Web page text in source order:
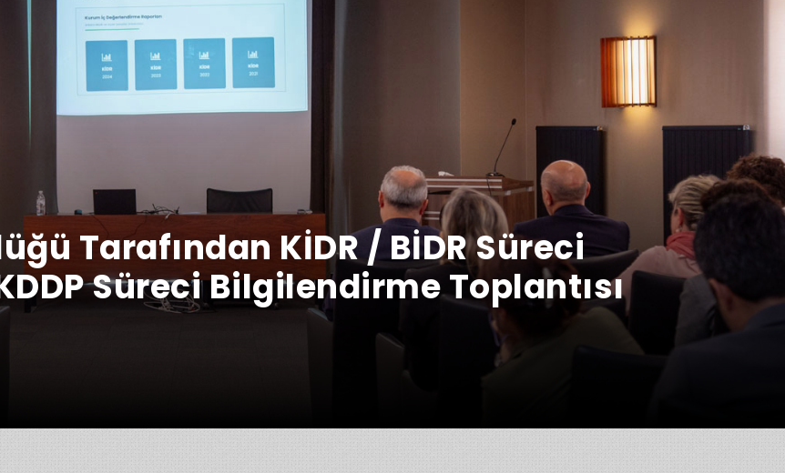
Tarafından KİDR / BİDR Süreci
Süreci Bilgilendirme Toplantısı